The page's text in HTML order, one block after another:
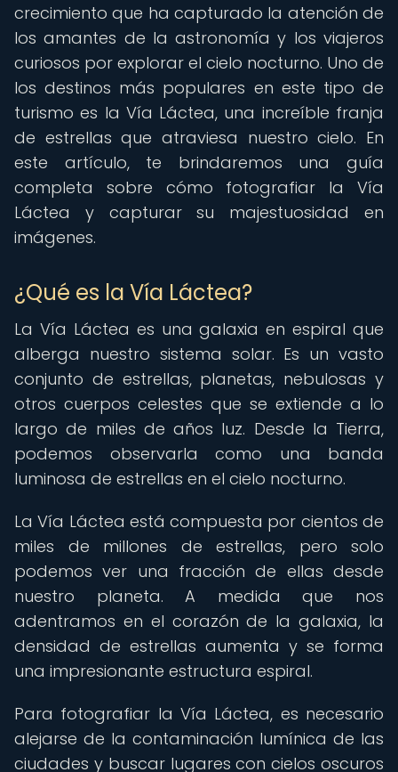
crecimiento que ha capturado la atención de
los amantes de la astronomía y los viajeros
curiosos por explorar el cielo nocturno. Uno de
los destinos más populares en este tipo de
turismo es la Vía Láctea, una increíble franja
de estrellas que atraviesa nuestro cielo. En
este artículo, te brindaremos una guía
completa sobre cómo fotografiar la Vía
Láctea y capturar su majestuosidad en
imágenes.
¿Qué es la Vía Láctea?
La Vía Láctea es una galaxia en espiral que
alberga nuestro sistema solar. Es un vasto
conjunto de estrellas, planetas, nebulosas y
otros cuerpos celestes que se extiende a lo
largo de miles de años luz. Desde la Tierra,
podemos observarla como una banda
luminosa de estrellas en el cielo nocturno.
La Vía Láctea está compuesta por cientos de
miles de millones de estrellas, pero solo
podemos ver una fracción de ellas desde
nuestro planeta. A medida que nos
adentramos en el corazón de la galaxia, la
densidad de estrellas aumenta y se forma
una impresionante estructura espiral.
Para fotografiar la Vía Láctea, es necesario
alejarse de la contaminación lumínica de las
ciudades y buscar lugares con cielos oscuros